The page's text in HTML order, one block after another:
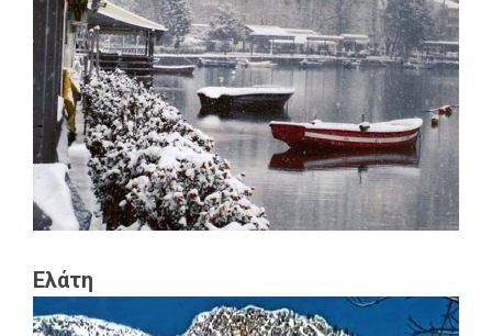
Ελάτη